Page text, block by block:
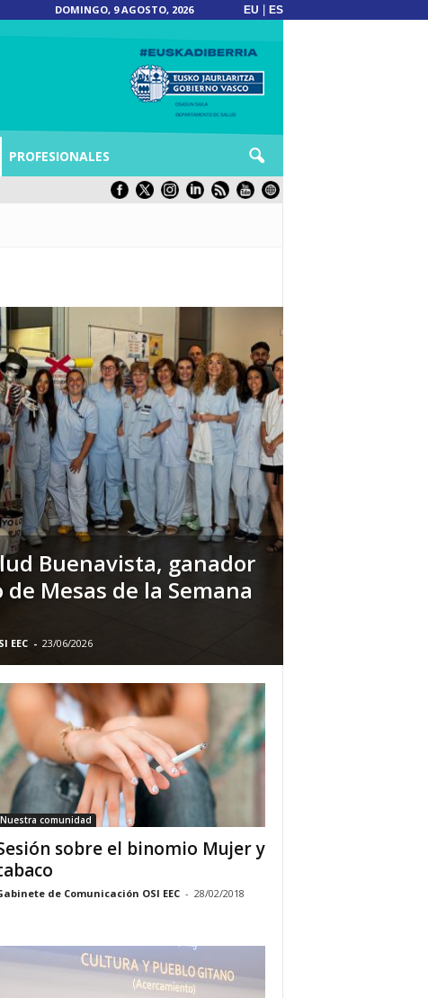
DOMINGO, 9 AGOSTO, 2026 EU ES
PROFESIONALES
Buenavista, ganador
Mesas de la Semana
EEC - 23/06/2026
Nuestra comunidad
sobre el binomio Mujer y
de Comunicación OSI EEC - 28/02/2018